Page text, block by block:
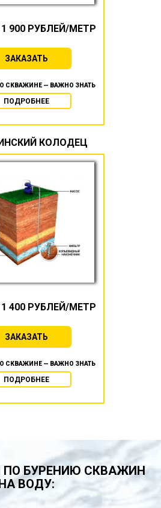
900 РУБЛЕЙ/МЕТР
ЗАКАЗАТЬ
СКВАЖИНЕ — ВАЖНО ЗНАТЬ
ПОДРОБНЕЕ
КОЛОДЕЦ
400 РУБЛЕЙ/МЕТР
ЗАКАЗАТЬ
СКВАЖИНЕ — ВАЖНО ЗНАТЬ
ПОДРОБНЕЕ
ПО БУРЕНИЮ СКВАЖИН
ВОДУ: